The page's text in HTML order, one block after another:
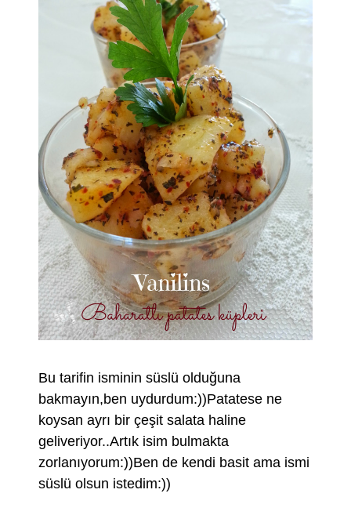
Bu tarifin isminin süslü olduğuna
bakmayın,ben uydurdum:))Patatese ne
koysan ayrı bir çeşit salata haline
geliveriyor..Artık isim bulmakta
zorlanıyorum:))Ben de kendi basit ama ismi
süslü olsun istedim:))